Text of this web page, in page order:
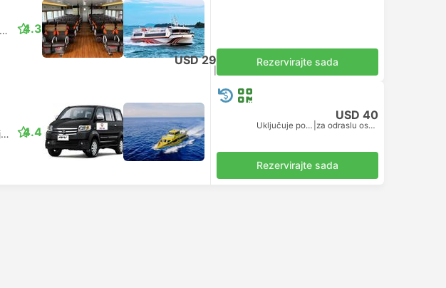
4.3
USD 29 Rezervirajte sada
4h kombi+Trajekt. Zajamčeni svi priključci
4.4
USD 40
Uključuje porez za odraslu osobu
Rezervirajte sada